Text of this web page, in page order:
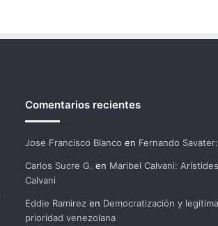
Comentarios recientes
Jose Francisco Blanco en Fernando
Carlos Sucre G. en Maribel Calvani:
Calvani
Eddie Ramirezen Democratización y
prioridad venezolana